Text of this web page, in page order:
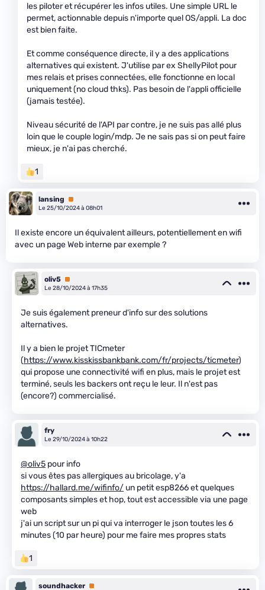
les piloter et récupérer les infos utiles. Une simple URL le
permet, actionnable depuis n'importe quel OS/appli. La doc
est bien faite.
Et comme conséquence directe, il y a des applications
alternatives qui existent. J'utilise par ex ShellyPilot pour
mes relais et prises connectées, elle fonctionne en local
uniquement (no cloud thks). Pas besoin de l'appli officielle
(jamais testée).
Niveau sécurité de l'API par contre, je ne suis pas allé plus
loin que le couple login/mdp. Je ne sais pas si on peut faire
mieux, je n'ai pas cherché.
1
lansing
Premium
Le 25/10/2024 à 08h01
Il existe encore un équivalent ailleurs, potentiellement en wifi
avec un page Web interne par exemple ?
oliv5 Premium
Le 28/10/2024 à 17h35
Je suis également preneur d'info sur des solutions
alternatives.
Il y a bien le projet TICmeter
(https://www.kisskissbankbank.com/fr/projects/ticmeter)
qui propose une connectivité wifi en plus, mais le projet est
terminé, seuls les backers ont reçu le leur. Il n'est pas
(encore?) commercialisé.
fry
Le 29/10/2024 à 10h22
@oliv5 pour info
si vous êtes pas allergiques au bricolage, y'a
https://hallard.me/wifinfo/ un petit esp8266 et quelques
composants simples et hop, tout est accessible via une page
web
j'ai un script sur un pi qui va interroger le json toutes les 6
minutes (10 par heure) pour me faire mes propres stats
1
soundhacker Premium